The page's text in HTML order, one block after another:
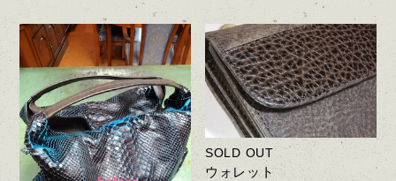
SOLD OUT
ウォレット